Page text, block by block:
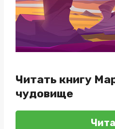
Читать книгу
чудовище